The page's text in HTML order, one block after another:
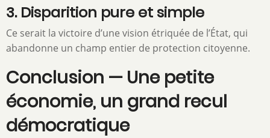
3. Disparition pure et simple
Ce serait la victoire d’une vision étriquée de l’État, qui
abandonne un champ entier de protection citoyenne.
Conclusion — Une petite
économie, un grand recul
démocratique